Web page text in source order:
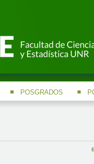
POSGRADOS